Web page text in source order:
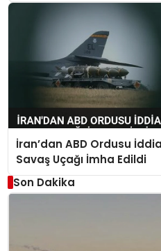
İran’dan ABD Ordusu
Savaş Uçağı İmha Edildi
Son Dakika